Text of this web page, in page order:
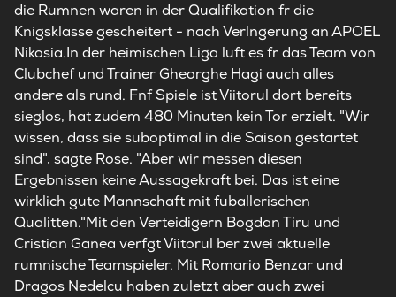
die Rumnen waren in der Qualifikation fr die
Knigsklasse gescheitert - nach Verlngerung an APOEL
Nikosia.In der heimischen Liga luft es fr das Team von
Clubchef und Trainer Gheorghe Hagi auch alles
andere als rund. Fnf Spiele ist Viitorul dort bereits
sieglos, hat zudem 480 Minuten kein Tor erzielt. "Wir
wissen, dass sie suboptimal in die Saison gestartet
sind", sagte Rose. "Aber wir messen diesen
Ergebnissen keine Aussagekraft bei. Das ist eine
wirklich gute Mannschaft mit fuballerischen
Qualitten."Mit den Verteidigern Bogdan Tiru und
Cristian Ganea verfgt Viitorul ber zwei aktuelle
rumnische Teamspieler. Mit Romario Benzar und
Dragos Nedelcu haben zuletzt aber auch zwei